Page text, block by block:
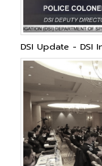
DSI Update - DSI